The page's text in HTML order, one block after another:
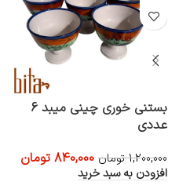
بستنی خوری چینی میبد 6
عددی
1,200,000 تومان 840,000 تومان
افزودن به سبد خرید